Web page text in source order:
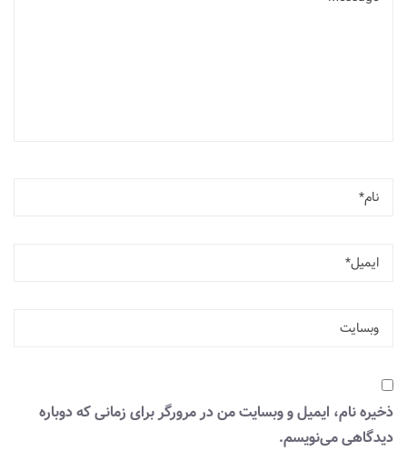
ذخیره نام، ایمیل و وبسایت من در مرورگر برای زمانی که دوباره
دیدگاهی می‌نویسم.